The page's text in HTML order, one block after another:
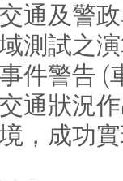
通及警
測試之
件警告 (
通狀況
，成功